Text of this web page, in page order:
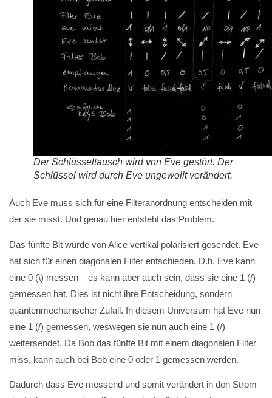
Der Schlüsseltausch wird von Eve gestört. Der
Schlüssel wird durch Eve ungewollt verändert.
Auch Eve muss sich für eine Filteranordnung entscheiden mit
der sie misst. Und genau hier entsteht das Problem.
Das fünfte Bit wurde von Alice vertikal polarisiert gesendet. Eve
hat sich für einen diagonalen Filter entschieden. D.h. Eve kann
eine 0 (\) messen – es kann aber auch sein, dass sie eine 1 (/)
gemessen hat. Dies ist nicht ihre Entscheidung, sondern
quantenmechanischer Zufall. In diesem Universum hat Eve nun
eine 1 (/) gemessen, weswegen sie nun auch eine 1 (/)
weitersendet. Da Bob das fünfte Bit mit einem diagonalen Filter
miss, kann auch bei Bob eine 0 oder 1 gemessen werden.
Dadurch dass Eve messend und somit verändert in den Strom